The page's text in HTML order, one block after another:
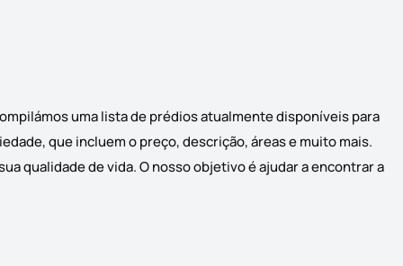
uma lista de prédios atualmente disponíveis para
que incluem o preço, descrição, áreas e muito mais.
qualidade de vida. O nosso objetivo é ajudar a encontrar a